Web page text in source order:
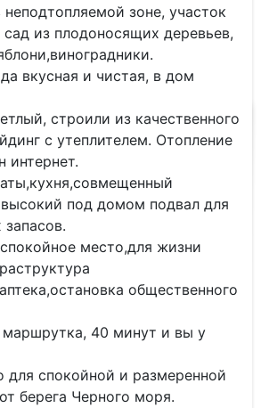
зоне, участок
из плодоносящих деревьев,
вкусная и чистая, в дом
строили из качественного
с утеплителем. Отопление
интернет.
высокий под домом подвал для
место,для жизни
общественного
40 минут и вы у
для спокойной и размеренной
берега Черного моря.